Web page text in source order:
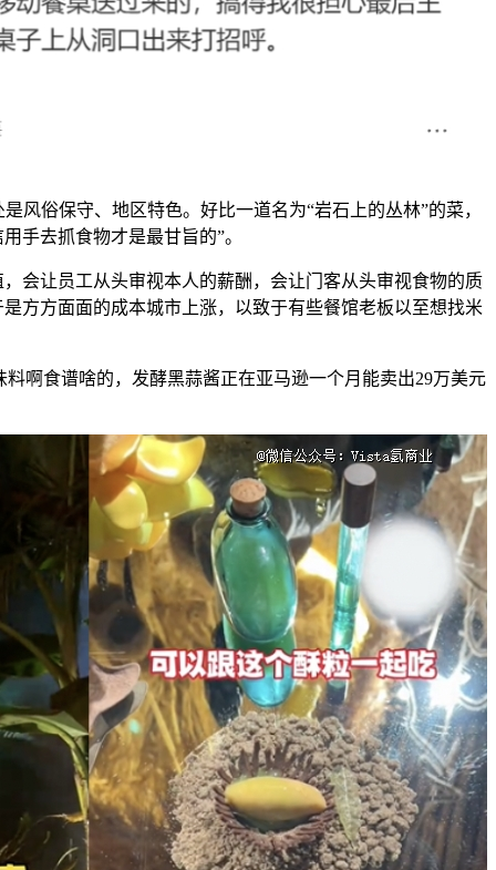
俗保守、地区特色。好比一道名为“岩石上的丛林”的菜，
手去抓食物才是最甘旨的”。
让员工从头审视本人的薪酬，会让门客从头审视食物的质
方方面面的成本城市上涨，以致于有些餐馆老板以至想找米
食谱啥的，发酵黑蒜酱正在亚马逊一个月能卖出29万美元